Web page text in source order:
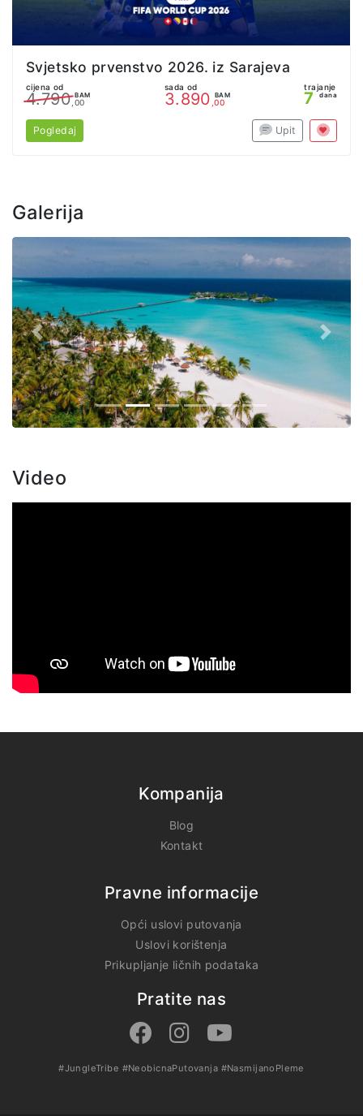
Svjetsko prvenstvo 2026. iz Sarajeva
cijena od
4.790 BAM
,00
sada od
3.890 BAM
,00
trajanje
7 dana
Pogledaj Upit
Galerija
Prethodno
Video
Kompanija
Blog
Kontakt
Pravne informacije
Opći uslovi putovanja
Uslovi korištenja
Prikupljanje ličnih podataka
Pratite nas
#JungleTribe #NeobicnaPutovanja #NasmijanoPleme